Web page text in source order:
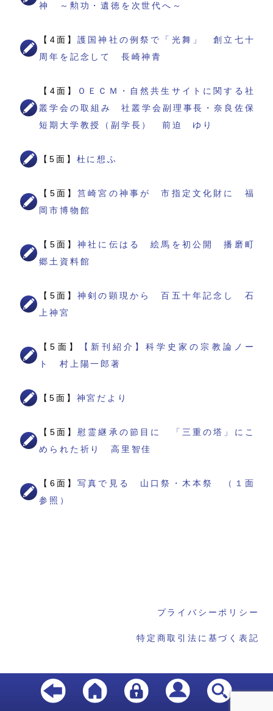
神 ～勲功・遺徳を次世代へ～
【4面】護国神社の例祭で「光舞」 創立七十
周年を記念して 長崎神青
【4面】
ＯＥＣＭ・自然共生サイトに関する社
叢学会の取組み 社叢学会副理事長・奈良佐保
短期大学教授（副学長） 前迫 ゆり
【5面】 杜に想ふ
【5面】筥崎宮の神事が 市指定文化財に 福
岡市博物館
【5面】神社に伝はる 絵馬を初公開 播磨町
郷土資料館
【5面】神剣の顕現から 百五十年記念し 石
上神宮
【5面】
【新刊紹介】科学史家の宗教論ノー
ト 村上陽一郎著
【5面】 神宮だより
【5面】慰霊継承の節目に 「三重の塔」にこ
められた祈り 高里智佳
【6面】写真で見る 山口祭・木本祭 （１面
参照）
プライバシーポリシー
特定商取引法に基づく表記